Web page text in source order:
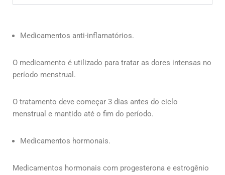
Medicamentos anti-inflamatórios.
O medicamento é utilizado para tratar as dores intensas no
período menstrual.
O tratamento deve começar 3 dias antes do ciclo
menstrual e mantido até o fim do período.
Medicamentos hormonais.
Medicamentos hormonais com progesterona e estrogênio